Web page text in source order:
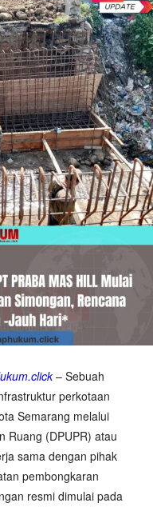
– Sebuah
perkotaan
Semarang melalui
Ruang (DPUPR) atau
sama dengan pihak
pembongkaran
resmi dimulai pada